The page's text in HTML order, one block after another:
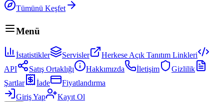
Tümünü Keşfet
Menü
İstatistikler Servisler
Herkese Açık Tanıtım Linkleri
API
Satış Ortaklığı Hakkımızda İletişim
Gizlilik
Şartlar
İade
Fiyatlandırma
Giriş Yap
Kayıt Ol